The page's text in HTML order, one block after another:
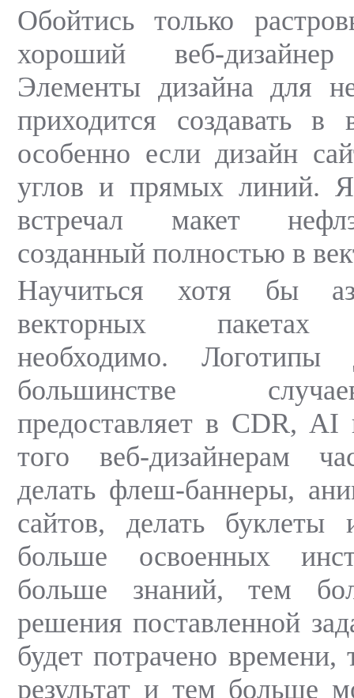
Обойтись только
хороший веб-
Элементы дизайна для
приходится создавать в
особенно если дизайн
углов и прямых линий.
встречал макет
созданный полностью в
Научиться хотя бы
векторных пакетах
необходимо.
большинстве
предоставляет в CDR,
того веб-дизайнерам
делать флеш-баннеры,
сайтов, делать
больше освоенных
больше знаний, тем
решения поставленной
будет потрачено
результат и тем больше